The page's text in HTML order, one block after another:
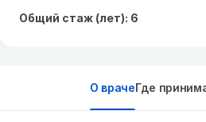
Общий стаж (лет): 6
О врачеГде